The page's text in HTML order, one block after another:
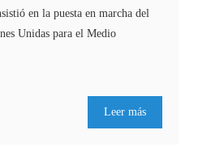
en la puesta en marcha del
Unidas para el Medio
Leer más